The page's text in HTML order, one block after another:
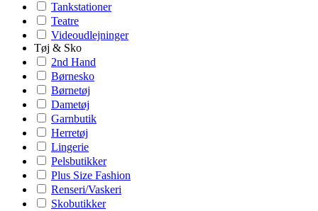
Tankstationer
Teatre
Videoudlejninger
Tøj & Sko
2nd Hand
Børnesko
Børnetøj
Dametøj
Garnbutik
Herretøj
Lingerie
Pelsbutikker
Plus Size Fashion
Renseri/Vaskeri
Skobutikker